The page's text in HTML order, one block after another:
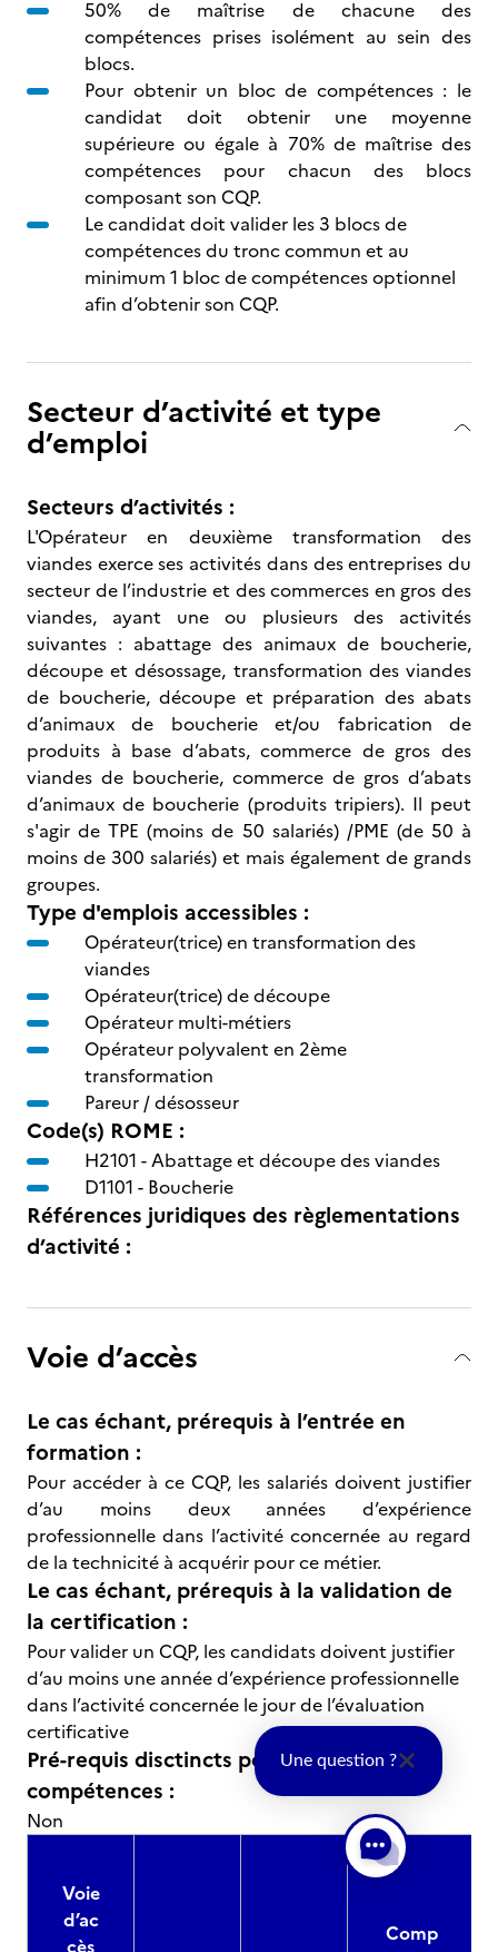
50% de maîtrise de chacune des
compétences prises isolément au sein des
blocs.
Pour obtenir un bloc de compétences : le
candidat doit obtenir une moyenne
supérieure ou égale à 70% de maîtrise des
compétences pour chacun des blocs
composant son CQP.
Le candidat doit valider les 3 blocs de
compétences du tronc commun et au
minimum 1 bloc de compétences optionnel
afin d’obtenir son CQP.
Secteur d’activité et type
d’emploi
Secteurs d’activités :
L'Opérateur en deuxième transformation des
viandes exerce ses activités dans des entreprises du
secteur de l’industrie et des commerces en gros des
viandes, ayant une ou plusieurs des activités
suivantes : abattage des animaux de boucherie,
découpe et désossage, transformation des viandes
de boucherie, découpe et préparation des abats
d’animaux de boucherie et/ou fabrication de
produits à base d’abats, commerce de gros des
viandes de boucherie, commerce de gros d’abats
d’animaux de boucherie (produits tripiers). Il peut
s'agir de TPE (moins de 50 salariés) /PME (de 50 à
moins de 300 salariés) et mais également de grands
groupes.
Type d'emplois accessibles :
Opérateur(trice) en transformation des
viandes
Opérateur(trice) de découpe
Opérateur multi-métiers
Opérateur polyvalent en 2ème
transformation
Pareur / désosseur
Code(s) ROME :
H2101 -Abattage et découpe des viandes
D1101 - Boucherie
Références juridiques des règlementations
d’activité :
Voie d’accès
Le cas échant, prérequis à l’entrée en
formation :
Pour accéder à ce CQP, les salariés doivent justifier
d’au moins deux années d’expérience
professionnelle dans l’activité concernée au regard
de la technicité à acquérir pour ce métier.
Le cas échant, prérequis à la validation de
la certification :
Pour valider un CQP, les candidats doivent justifier
d’au moins une année d’expérience professionnelle
dans l’activité concernée le jour de l’évaluation
certificative
Pré-requis disctincts pour les blocs de
compétences :
Non
Voie
d’ac
cès
Comp
Une question ?